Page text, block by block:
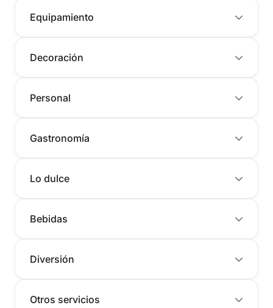
Equipamiento
Decoración
Personal
Gastronomía
Lo dulce
Bebidas
Diversión
Otros servicios